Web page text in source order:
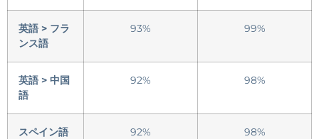
英語 > フラ
ンス語
93% 99%
英語 > 中国
語
92% 98%
スペイン語
92% 98%